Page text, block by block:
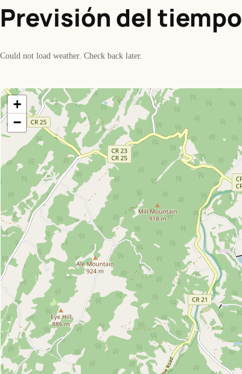
Previsión del tiempo
Could not load weather. Check back later.
+
−